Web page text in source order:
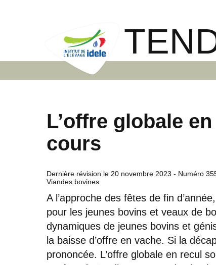
L’offre globale
cours
Dernière révision le 20 novembre 2023 - Numéro
Viandes bovines
A l’approche des fêtes de fin
pour les jeunes bovins et veaux de
dynamiques de jeunes bovins et
la baisse d’offre en vache. Si la
prononcée. L’offre globale en recul